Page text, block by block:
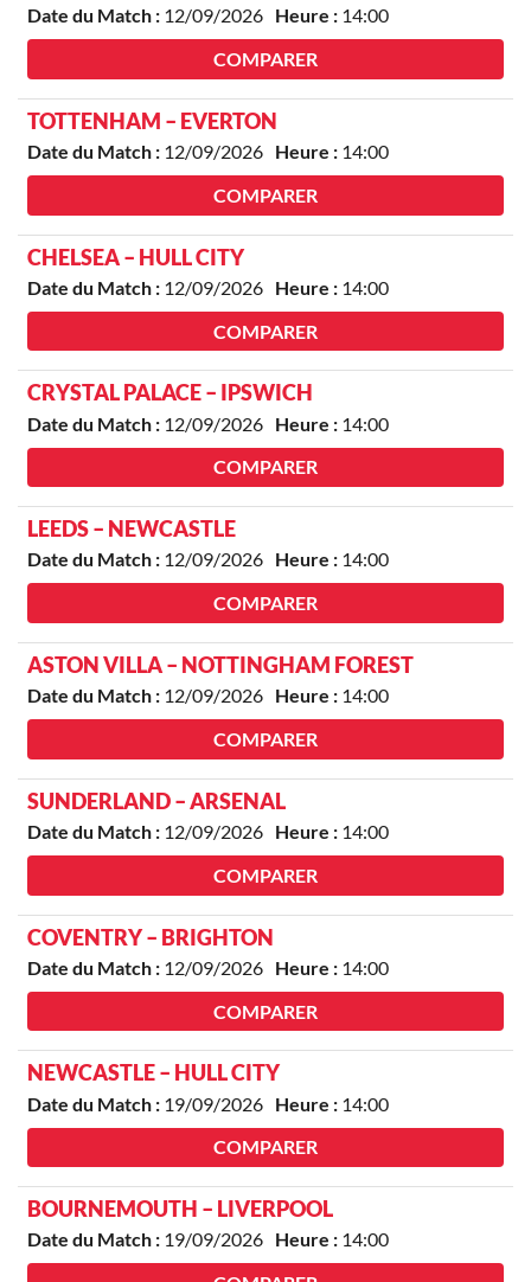
Date du Match : 12/09/2026 Heure : 14:00
COMPARER
TOTTENHAM – EVERTON
Date du Match : 12/09/2026 Heure : 14:00
COMPARER
CHELSEA – HULL CITY
Date du Match : 12/09/2026 Heure : 14:00
COMPARER
CRYSTAL PALACE – IPSWICH
Date du Match : 12/09/2026 Heure : 14:00
COMPARER
LEEDS – NEWCASTLE
Date du Match : 12/09/2026 Heure : 14:00
COMPARER
ASTON VILLA – NOTTINGHAM FOREST
Date du Match : 12/09/2026 Heure : 14:00
COMPARER
SUNDERLAND – ARSENAL
Date du Match : 12/09/2026 Heure : 14:00
COMPARER
COVENTRY – BRIGHTON
Date du Match : 12/09/2026 Heure : 14:00
COMPARER
NEWCASTLE – HULL CITY
Date du Match : 19/09/2026 Heure : 14:00
COMPARER
BOURNEMOUTH – LIVERPOOL
Date du Match : 19/09/2026 Heure : 14:00